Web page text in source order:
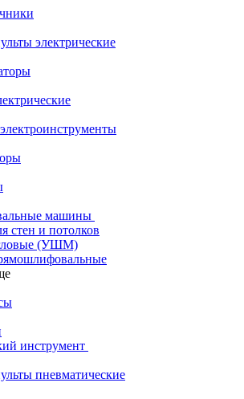
электрические
машины
стен и потолков
(УШМ)
инструмент
пневматические